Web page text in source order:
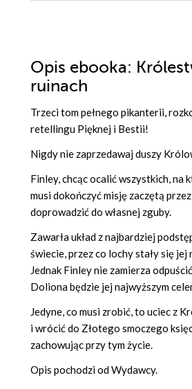
Opis ebooka:
ruinach
Trzeci tom pełnego pikanterii,
retellingu Pięknej i Bestii!
Nigdy nie zaprzedawaj duszy
Finley, chcąc ocalić wszystkich, na
musi dokończyć misję zaczętą
doprowadzić do własnej zguby.
Zawarła układ z najbardziej
świecie, przez co lochy stały się jej
Jednak Finley nie zamierza
Doliona będzie jej najwyższym
Jedyne, co musi zrobić, to uciec z
i wrócić do Złotego smoczego
zachowując przy tym życie.
Opis pochodzi od Wydawcy.